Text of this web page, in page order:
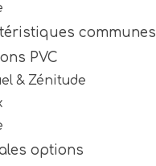
communes
PVC
& Zénitude
options